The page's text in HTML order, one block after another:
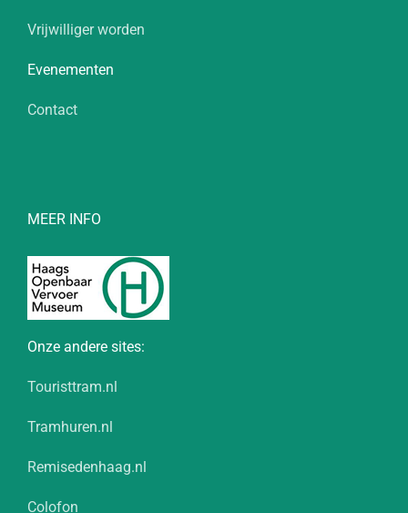
Vrijwilliger worden
Evenementen
Contact
MEER INFO
Onze andere sites:
Touristtram.nl
Tramhuren.nl
Remisedenhaag.nl
Colofon